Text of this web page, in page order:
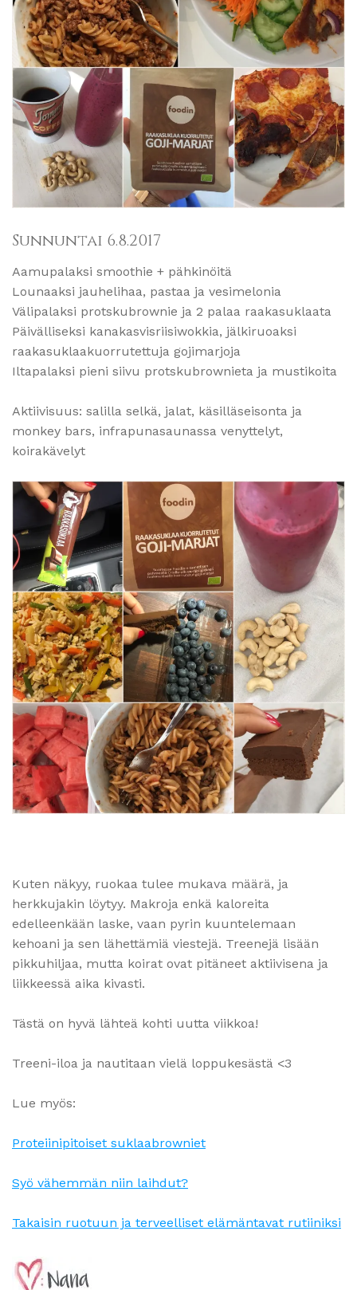
Sunnuntai 6.8.2017
Aamupalaksi smoothie + pähkinöitä
Lounaaksi jauhelihaa, pastaa ja vesimelonia
Välipalaksi protskubrownie ja 2 palaa raakasuklaata
Päivälliseksi kanakasvisriisiwokkia, jälkiruoaksi
raakasuklaakuorrutettuja gojimarjoja
Iltapalaksi pieni siivu protskubrownieta ja mustikoita
Aktiivisuus: salilla selkä, jalat, käsilläseisonta ja
monkey bars, infrapunasaunassa venyttelyt,
koirakävelyt
Kuten näkyy, ruokaa tulee mukava määrä, ja
herkkujakin löytyy. Makroja enkä kaloreita
edelleenkään laske, vaan pyrin kuuntelemaan
kehoani ja sen lähettämiä viestejä. Treenejä lisään
pikkuhiljaa, mutta koirat ovat pitäneet aktiivisena ja
liikkeessä aika kivasti.
Tästä on hyvä lähteä kohti uutta viikkoa!
Treeni-iloa ja nautitaan vielä loppukesästä <3
Lue myös:
Proteiinipitoiset suklaabrowniet
Syö vähemmän niin laihdut?
Takaisin ruotuun ja terveelliset elämäntavat rutiiniksi